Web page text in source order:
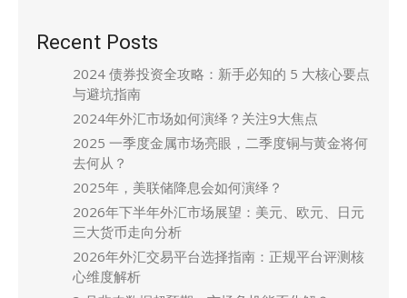
Recent Posts
2024 债券投资全攻略：新手必知的 5 大核心要点
与避坑指南
2024年外汇市场如何演绎？关注9大焦点
2025 一季度金属市场亮眼，二季度铜与黄金将何
去何从？
2025年，美联储降息会如何演绎？
2026年下半年外汇市场展望：美元、欧元、日元
三大货币走向分析
2026年外汇交易平台选择指南：正规平台评测核
心维度解析